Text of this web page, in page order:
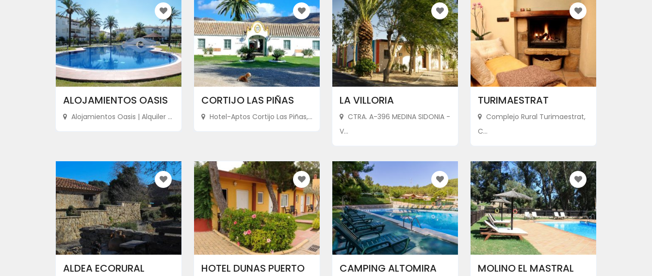
ALOJAMIENTOS OASIS
Alojamientos Oasis | Alquiler ...
CORTIJO LAS PIÑAS
Hotel-Aptos Cortijo Las Piñas,...
LA VILLORIA
CTRA. A-396 MEDINA SIDONIA -
V...
TURIMAESTRAT
Complejo Rural Turimaestrat,
C...
ALDEA ECORURAL HOTEL DUNAS PUERTO CAMPING ALTOMIRA MOLINO EL MASTRAL